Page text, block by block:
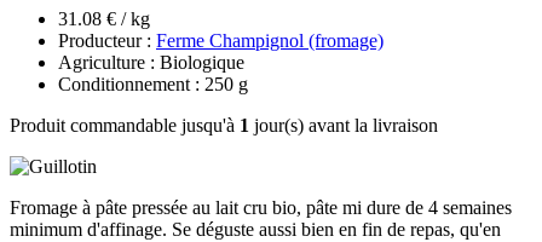
31.08 € / kg
Producteur : Ferme Champignol (fromage)
Agriculture : Biologique
Conditionnement : 250 g
Produit commandable jusqu'à 1 jour(s) avant la livraison
Fromage à pâte pressée au lait cru bio, pâte mi dure de 4 semaines
minimum d'affinage. Se déguste aussi bien en fin de repas, qu'en